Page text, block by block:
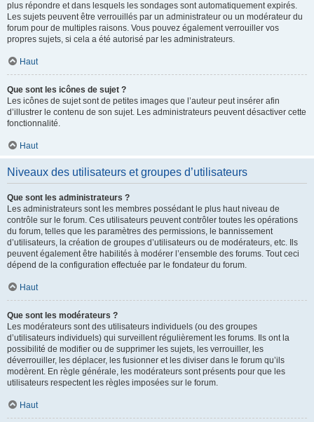
plus répondre et dans lesquels les sondages sont automatiquement expirés.
Les sujets peuvent être verrouillés par un administrateur ou un modérateur du
forum pour de multiples raisons. Vous pouvez également verrouiller vos
propres sujets, si cela a été autorisé par les administrateurs.
Haut
Que sont les icônes de sujet ?
Les icônes de sujet sont de petites images que l’auteur peut insérer afin
d’illustrer le contenu de son sujet. Les administrateurs peuvent désactiver cette
fonctionnalité.
Haut
Niveaux des utilisateurs et groupes d’utilisateurs
Que sont les administrateurs ?
Les administrateurs sont les membres possédant le plus haut niveau de
contrôle sur le forum. Ces utilisateurs peuvent contrôler toutes les opérations
du forum, telles que les paramètres des permissions, le bannissement
d’utilisateurs, la création de groupes d’utilisateurs ou de modérateurs, etc. Ils
peuvent également être habilités à modérer l’ensemble des forums. Tout ceci
dépend de la configuration effectuée par le fondateur du forum.
Haut
Que sont les modérateurs ?
Les modérateurs sont des utilisateurs individuels (ou des groupes
d’utilisateurs individuels) qui surveillent régulièrement les forums. Ils ont la
possibilité de modifier ou de supprimer les sujets, les verrouiller, les
déverrouiller, les déplacer, les fusionner et les diviser dans le forum qu’ils
modèrent. En règle générale, les modérateurs sont présents pour que les
utilisateurs respectent les règles imposées sur le forum.
Haut